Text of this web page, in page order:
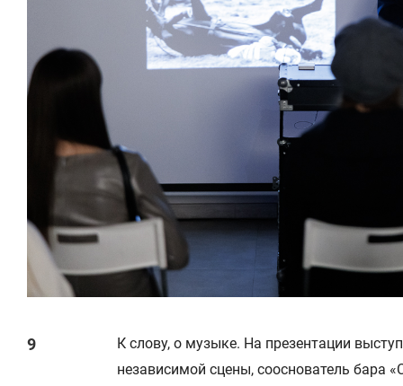
К слову, о музыке. На презентации
независимой сцены, сооснователь бара